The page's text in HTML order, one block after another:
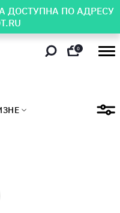
ДОСТУПНА ПО АДРЕСУ
0